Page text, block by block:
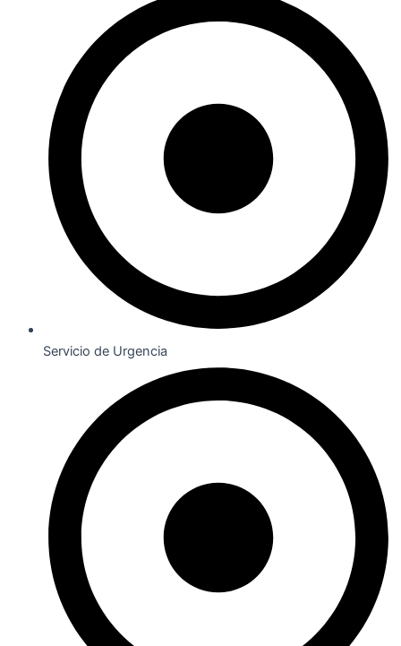
Servicio de Urgencia